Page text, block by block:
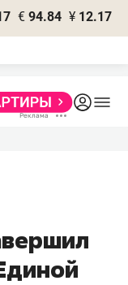
€ 94.84 ¥ 12.17